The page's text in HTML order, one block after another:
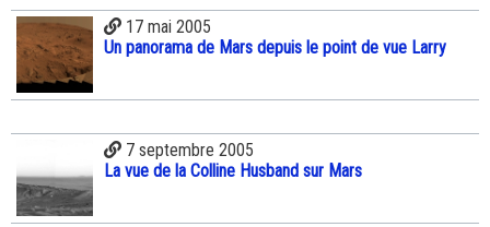
17 mai 2005
Un panorama de Mars depuis le point de vue Larry
7 septembre 2005
La vue de la Colline Husband sur Mars